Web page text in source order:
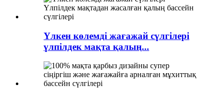
Үлкен көлемді жағажай сүлгілері
үлпілдек мақта қалың...